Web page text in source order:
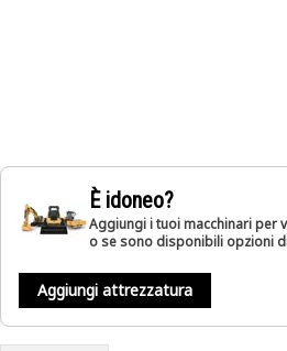
È idoneo?
Aggiungi i tuoi macchinari per
o se sono disponibili opzioni
Aggiungi attrezzatura